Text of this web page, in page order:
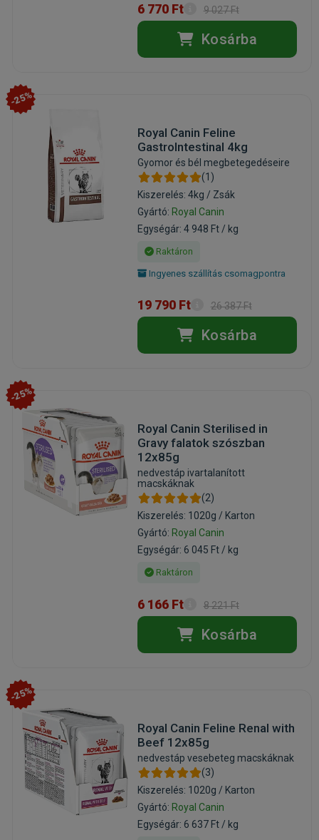
6 770 Ft 9 027 Ft
Kosárba
-25%
Royal Canin Feline
GastroIntestinal 4kg
Gyomor és bél megbetegedéseire
(1)
Kiszerelés: 4kg / Zsák
Gyártó: Royal Canin
Egységár: 4 948 Ft / kg
Raktáron
Ingyenes szállítás csomagpontra
19 790 Ft 26 387 Ft
Kosárba
-25%
Royal Canin Sterilised in
Gravy falatok szószban
12x85g
nedvestáp ivartalanított
macskáknak
(2)
Kiszerelés: 1020g / Karton
Gyártó: Royal Canin
Egységár: 6 045 Ft / kg
Raktáron
6 166 Ft 8 221 Ft
Kosárba
-25%
Royal Canin Feline Renal with
Beef 12x85g
nedvestáp vesebeteg macskáknak
(3)
Kiszerelés: 1020g / Karton
Gyártó: Royal Canin
Egységár: 6 637 Ft / kg